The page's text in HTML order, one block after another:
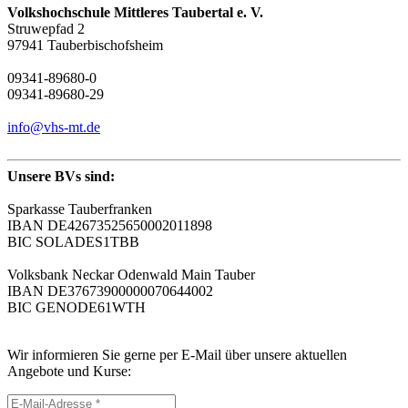
Volkshochschule Mittleres Taubertal e. V.
Struwepfad 2
97941 Tauberbischofsheim
09341-89680-0
09341-89680-29
info@vhs-mt.de
Unsere BVs sind:
Sparkasse Tauberfranken
IBAN DE42673525650002011898
BIC SOLADES1TBB
Volksbank Neckar Odenwald Main Tauber
IBAN DE37673900000070644002
BIC GENODE61WTH
Wir informieren Sie gerne per E-Mail über unsere aktuellen
Angebote und Kurse: